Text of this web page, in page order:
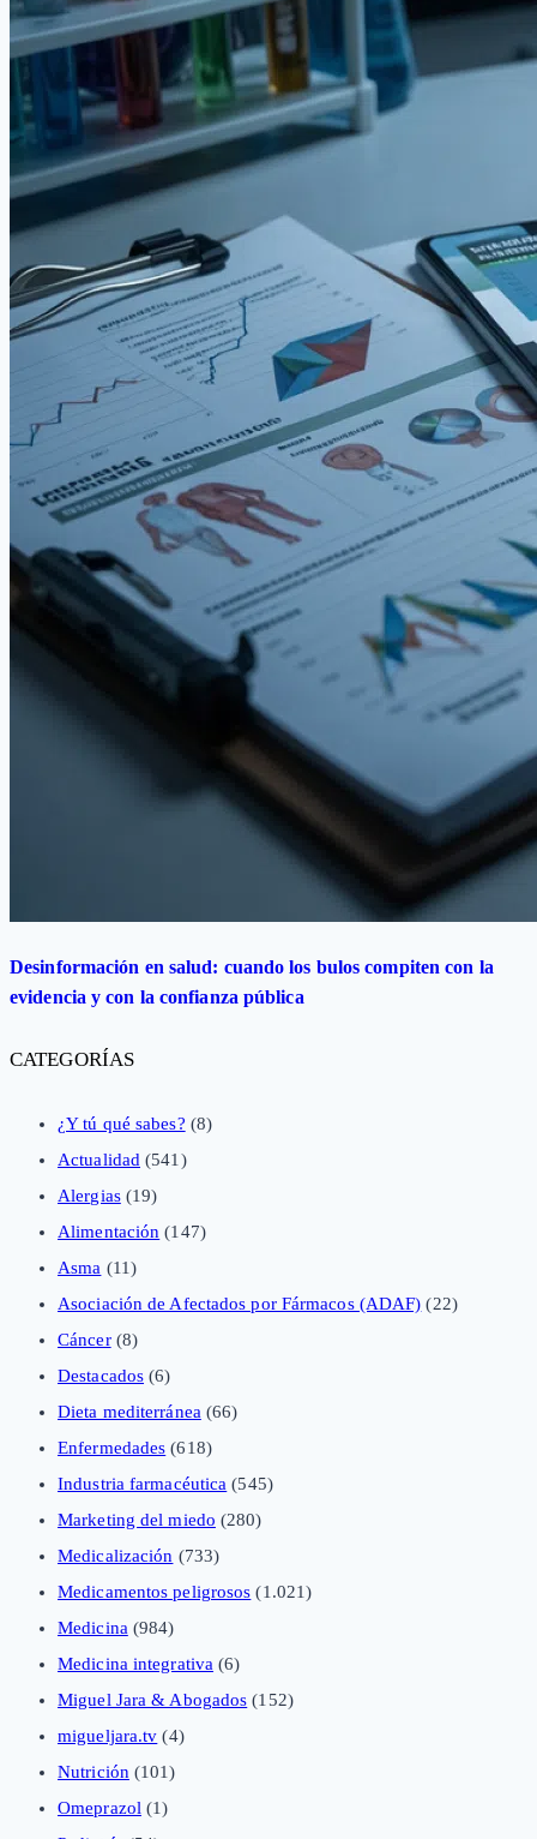
Desinformación en salud: cuando los bulos compiten con la
evidencia y con la confianza pública
CATEGORÍAS
¿Y tú qué sabes? (8)
Actualidad (541)
Alergias(19)
Alimentación (147)
Asma (11)
Asociación de Afectados por Fármacos (ADAF) (22)
Cáncer(8)
Destacados (6)
Dieta mediterránea (66)
Enfermedades (618)
Industria farmacéutica (545)
Marketing del miedo (280)
Medicalización (733)
Medicamentos peligrosos (1.021)
Medicina (984)
Medicina integrativa (6)
Miguel Jara & Abogados (152)
migueljara.tv (4)
Nutrición (101)
Omeprazol (1)